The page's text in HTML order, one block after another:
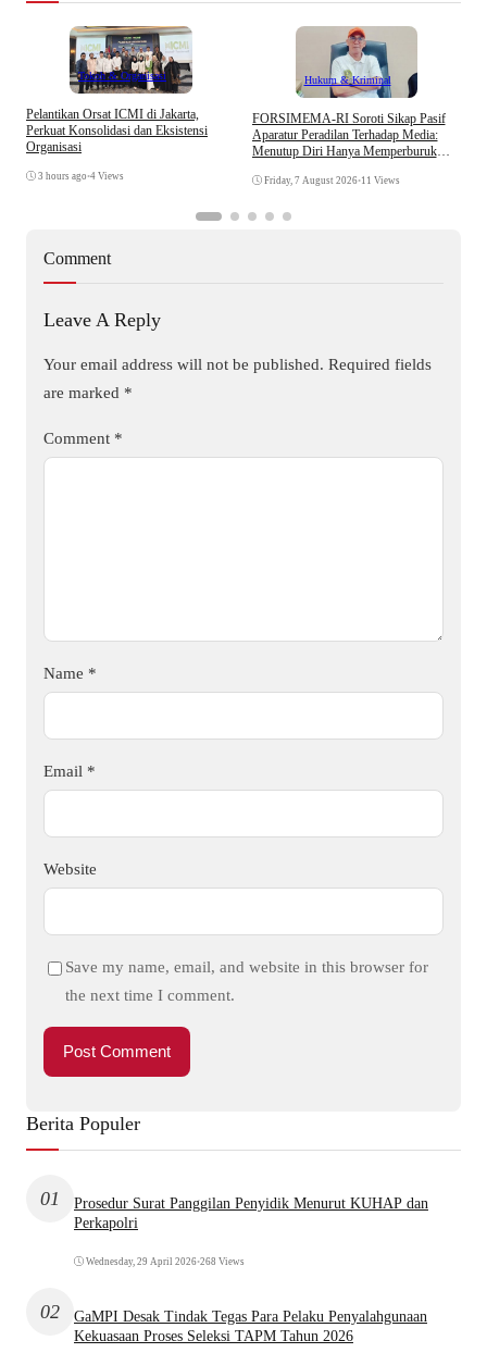
Tokoh & Organisasi
Pelantikan Orsat ICMI di Jakarta,
Perkuat Konsolidasi dan Eksistensi
Organisasi
3 hours ago •4 Views
Hukum & Kriminal
​FORSIMEMA-RI Soroti Sikap Pasif
Aparatur Peradilan Terhadap Media:
Menutup Diri Hanya Memperburuk
Friday, 7 August 2026•11 Views
Comment
Leave A Reply
Your email address will not be published. Required fields
are marked *
Comment *
Name *
Email *
Website
Save my name, email, and website in this browser for
the next time I comment.
Berita Populer
01
Prosedur Surat Panggilan Penyidik Menurut KUHAP dan
Perkapolri
Wednesday, 29 April 2026•268 Views
02
GaMPI Desak Tindak Tegas Para Pelaku Penyalahgunaan
Kekuasaan Proses Seleksi TAPM Tahun 2026